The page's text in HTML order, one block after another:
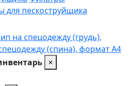
пескоструйщика
на спецодежду (грудь),
(спина), формат А4
×